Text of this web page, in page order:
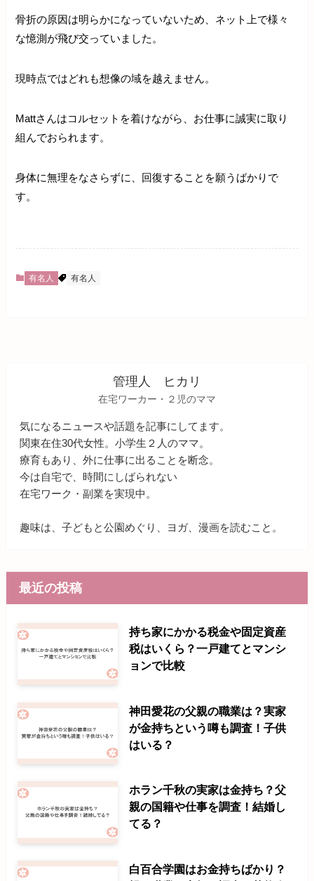
骨折の原因は明らかになっていないため、ネット上で様々
な憶測が飛び交っていました。
現時点ではどれも想像の域を越えません。
Mattさんはコルセットを着けながら、お仕事に誠実に取り
組んでおられます。
身体に無理をなさらずに、回復することを願うばかりで
す。
有名人 有名人
管理人 ヒカリ
在宅ワーカー・２児のママ
気になるニュースや話題を記事にしてます。
関東在住30代女性。小学生２人のママ。
療育もあり、外に仕事に出ることを断念。
今は自宅で、時間にしばられない
在宅ワーク・副業を実現中。
趣味は、子どもと公園めぐり、ヨガ、漫画を読むこと。
最近の投稿
持ち家にかかる税金や固定資産
税はいくら？一戸建てとマンシ
ョンで比較
神田愛花の父親の職業は？実家
が金持ちという噂も調査！子供
はいる？
ホラン千秋の実家は金持ち？父
親の国籍や仕事を調査！結婚し
てる？
白百合学園はお金持ちばかり？